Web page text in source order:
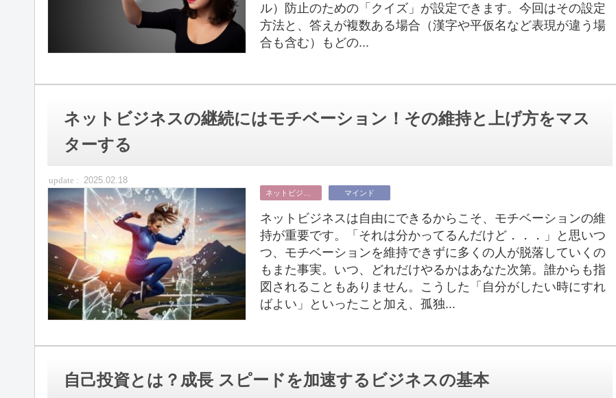
ル）防止のための「クイズ」が設定できます。今回はその設定
方法と、答えが複数ある場合（漢字や平仮名など表現が違う場
合も含む）もどの...
ネットビジネスの継続にはモチベーション！その維持と上げ方をマス
ターする
2025.02.18
マインド
ネットビジネスは自由にできるからこそ、モチベーションの維
持が重要です。「それは分かってるんだけど．．．」と思いつ
つ、モチベーションを維持できずに多くの人が脱落していくの
もまた事実。いつ、どれだけやるかはあなた次第。誰からも指
図されることもありません。こうした「自分がしたい時にすれ
ばよい」といったこと加え、孤独...
自己投資とは？成長 スピードを加速するビジネスの基本